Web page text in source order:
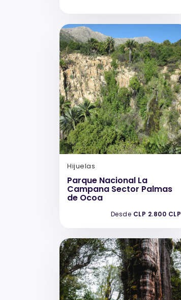
Hijuelas
Parque Nacional La
Campana Sector Palmas
de Ocoa
Desde CLP 2.800 CLP